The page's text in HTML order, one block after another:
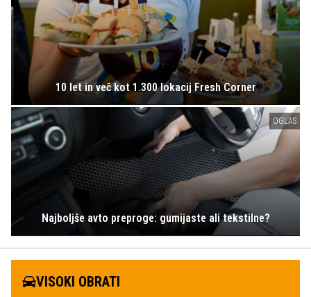
10 let in več kot 1.300 lokacij Fresh Corner
OGLAS
Najboljše avto preproge: gumijaste ali tekstilne?
VISOKI OBRATI